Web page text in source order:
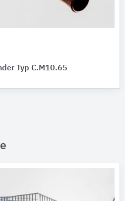
Typ C.M10.65